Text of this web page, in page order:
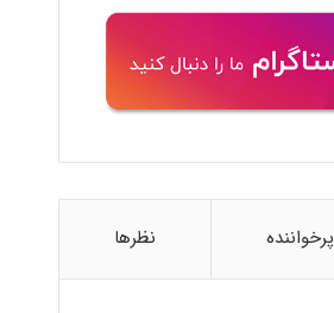
پرخواننده نظرها